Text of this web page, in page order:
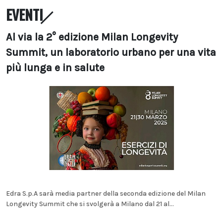
EVENTI
Al via la 2° edizione Milan Longevity
Summit, un laboratorio urbano per una vita
più lunga e in salute
Edra S.p.A sarà media partner della seconda edizione del Milan
Longevity Summit che si svolgerà a Milano dal 21 al...